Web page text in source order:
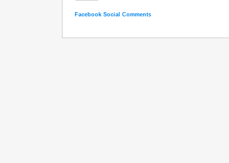
Facebook Social Comments